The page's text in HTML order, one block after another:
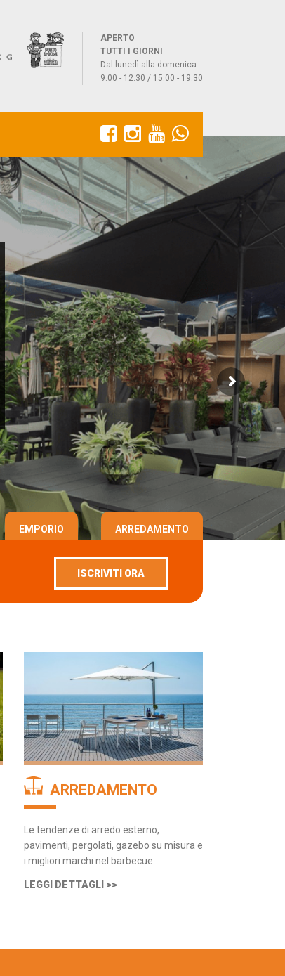
APERTO
TUTTI I GIORNI
Dal lunedì alla domenica
9.00 - 12.30 / 15.00 - 19.30
EMPORIO ARREDAMENTO
ISCRIVITI ORA
ARREDAMENTO
Le tendenze di arredo esterno,
pavimenti, pergolati, gazebo su misura e
i migliori marchi nel barbecue.
LEGGI DETTAGLI >>